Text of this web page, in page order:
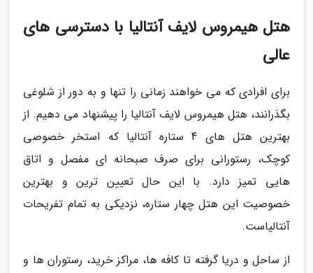
هتل هیمروس لایف آنتالیا با دسترسی های
عالی
برای افرادی که می خواهند زمانی را تنها و به دور از شلوغی
بگذرانند، هتل هیمروس لایف آنتالیا را پیشنهاد می دهیم. از
بهترین هتل های 4 ستاره آنتالیا که استخر خصوصی
کوچک، رستورانی برای صرف صبحانه ای مفصل و اتاق
هایی تمیز دارد. با این حال تعیین ترین و بهترین
خصوصیت این هتل چهار ستاره، نزدیکی به تمام تفریحات
آنتالیاست.
از ساحل و دریا گرفته تا کافه ها، مراکز خرید، رستوران ها و